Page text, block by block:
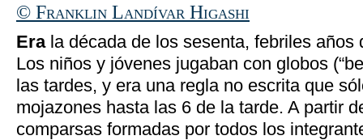
© Franklin Landívar Higashi
Erala década de los sesenta, febriles años
Los niños y jóvenes jugaban con globos
las tardes, y era una regla no escrita que
mojazones hasta las 6 de la tarde. A partir
comparsas formadas por todos los